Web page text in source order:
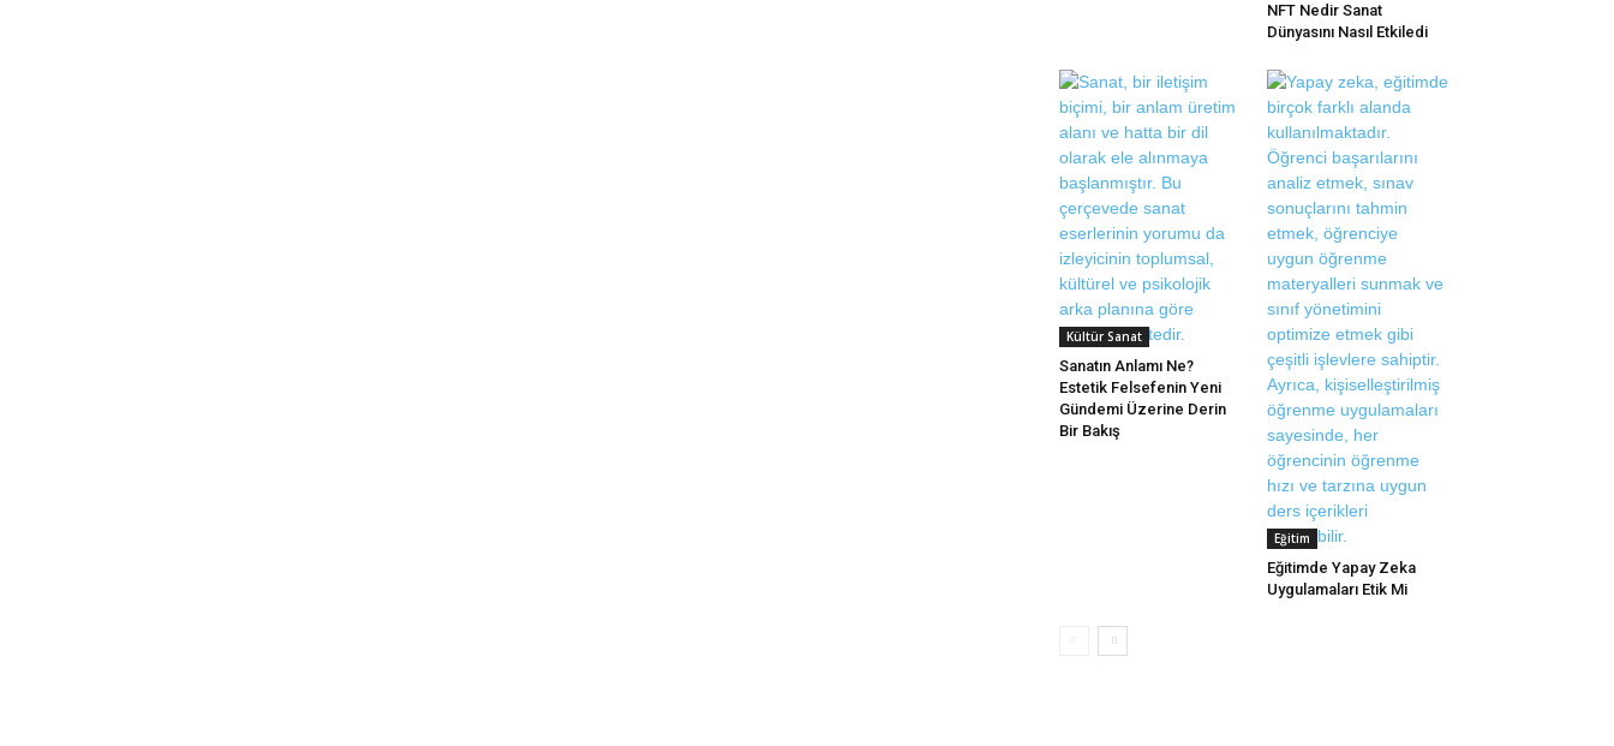
NFT Nedir Sanat
Dünyasını Nasıl Etkiledi
Kültür Sanat
Sanatın Anlamı Ne?
Estetik Felsefenin Yeni
Gündemi Üzerine Derin
Bir Bakış
Eğitim
Eğitimde Yapay Zeka
Uygulamaları Etik Mi